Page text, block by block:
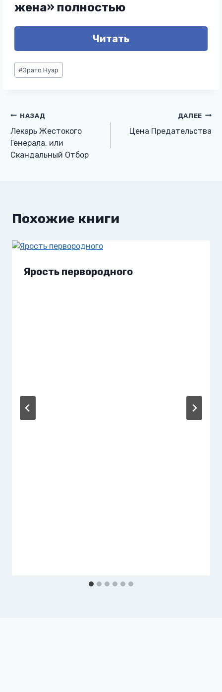
жена» полностью
Читать
Метки
записи:
#Эрато Нуар
Навигация
по
записям
НАЗАД
Лекарь Жестокого
Генерала, или
Скандальный Отбор
ДАЛЕЕ
Цена Предательства
Похожие книги
Ярость первородного